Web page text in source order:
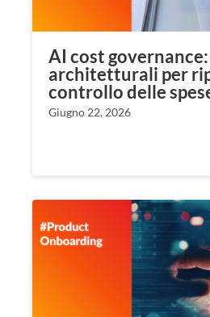
AI cost
architetturali per
controllo delle
Giugno 22, 2026